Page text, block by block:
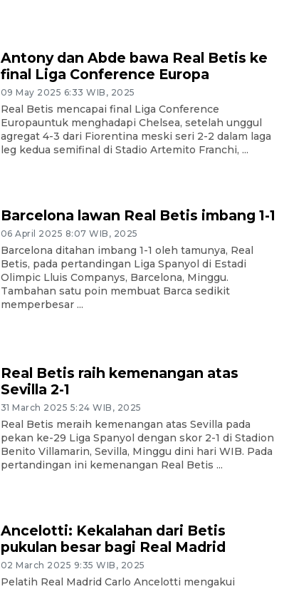
Antony dan Abde bawa Real Betis ke
final Liga Conference Europa
09 May 2025 6:33 WIB, 2025
Real Betis mencapai final Liga Conference
Europauntuk menghadapi Chelsea, setelah unggul
agregat 4-3 dari Fiorentina meski seri 2-2 dalam laga
leg kedua semifinal di Stadio Artemito Franchi, ...
Barcelona lawan Real Betis imbang 1-1
06 April 2025 8:07 WIB, 2025
Barcelona ditahan imbang 1-1 oleh tamunya, Real
Betis, pada pertandingan Liga Spanyol di Estadi
Olimpic Lluis Companys, Barcelona, Minggu.
Tambahan satu poin membuat Barca sedikit
memperbesar ...
Real Betis raih kemenangan atas
Sevilla 2-1
31 March 2025 5:24 WIB, 2025
Real Betis meraih kemenangan atas Sevilla pada
pekan ke-29 Liga Spanyol dengan skor 2-1 di Stadion
Benito Villamarin, Sevilla, Minggu dini hari WIB. Pada
pertandingan ini kemenangan Real Betis ...
Ancelotti: Kekalahan dari Betis
pukulan besar bagi Real Madrid
02 March 2025 9:35 WIB, 2025
Pelatih Real Madrid Carlo Ancelotti mengakui
Penggantian konstruksi jalan